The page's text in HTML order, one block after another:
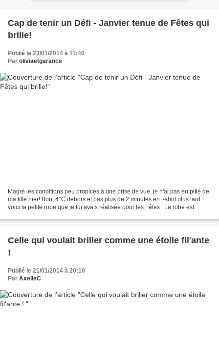
Cap de tenir un Défi - Janvier tenue de Fêtes qui
brille!
Publié le 23/01/2014 à 11:40
Par oliviaetgarance
Magré les conditions peu propices à une prise de vue, je n'ai pas eu pitié de
ma fille hier! Bon, 4°C dehors et pas plus de 2 minutes en t-shirt plus tard :
voici la petite robe que je lui avais réalisée pour les Fêtes : La robe est
Celle qui voulait briller comme une étoile fil'ante
!
Publié le 21/01/2014 à 20:10
Par AxelleC